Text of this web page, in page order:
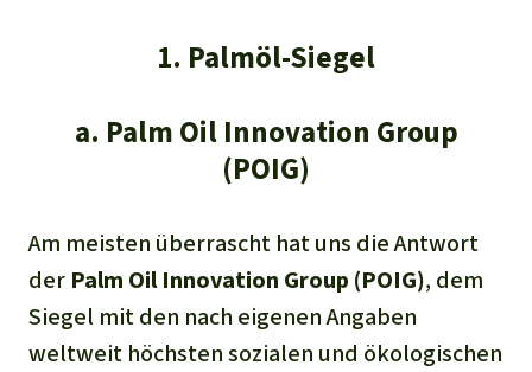
1. Palmöl-Siegel
a. Palm Oil Innovation Group
(POIG)
Am meisten überrascht hat uns die Antwort
der Palm Oil Innovation Group (POIG), dem
Siegel mit den nach eigenen Angaben
weltweit höchsten sozialen und ökologischen